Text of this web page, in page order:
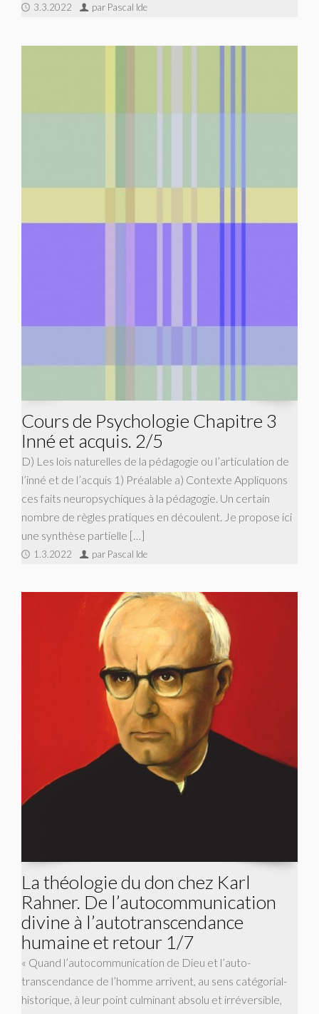
3.3.2022 par Pascal Ide
Cours de Psychologie Chapitre 3
Inné et acquis. 2/5
D) Les lois naturelles de la pédagogie ou l’articulation de
l’inné et de l’acquis 1) Préalable a) Contexte Appliquons
ces faits neuropsychiques à la pédagogie. Un certain
nombre de règles pratiques en découlent. Je propose ici
une synthèse partielle […]
1.3.2022 par Pascal Ide
La théologie du don chez Karl
Rahner. De l’autocommunication
divine à l’autotranscendance
humaine et retour 1/7
« Quand l’autocommunication de Dieu et l’auto-
transcendance de l’homme arrivent, au sens catégorial-
historique, à leur point culminant absolu et irréversible,